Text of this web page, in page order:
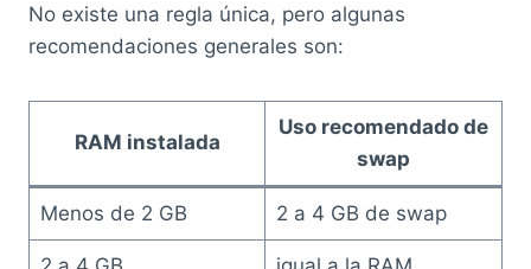
No existe una regla única, pero algunas
recomendaciones generales son:
RAM instalada
Uso recomendado de
swap
Menos de 2 GB 2 a 4 GB de swap